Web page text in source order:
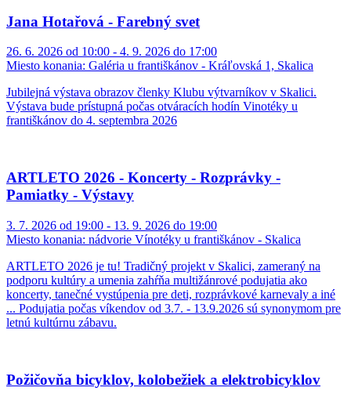
Jana Hotařová - Farebný svet
26. 6. 2026 od 10:00 - 4. 9. 2026 do 17:00
Miesto konania: Galéria u františkánov - Kráľovská 1, Skalica
Jubilejná výstava obrazov členky Klubu výtvarníkov v Skalici.
Výstava bude prístupná počas otváracích hodín Vinotéky u
františkánov do 4. septembra 2026
ARTLETO 2026 - Koncerty - Rozprávky -
Pamiatky - Výstavy
3. 7. 2026 od 19:00 - 13. 9. 2026 do 19:00
Miesto konania: nádvorie Vínotéky u františkánov - Skalica
ARTLETO 2026 je tu! Tradičný projekt v Skalici, zameraný na
podporu kultúry a umenia zahŕňa multižánrové podujatia ako
koncerty, tanečné vystúpenia pre deti, rozprávkové karnevaly a iné
... Podujatia počas víkendov od 3.7. - 13.9.2026 sú synonymom pre
letnú kultúrnu zábavu.
Požičovňa bicyklov, kolobežiek a elektrobicyklov